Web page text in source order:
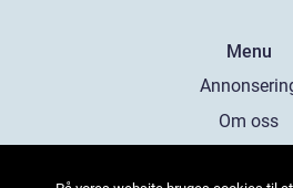
Menu
Om oss